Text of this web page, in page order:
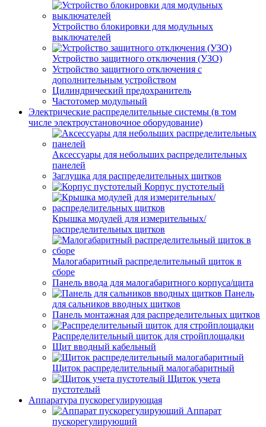
Устройство блокировки для модульных
выключателей
Устройство защитного отключения (УЗО)
Устройство защитного отключения с
дополнительным устройством
Цилиндрический предохранитель
Частотомер модульный
Электрические распределительные системы (в том
числе электроустановочное оборудование)
Аксессуары для небольших распределительных
панелей
Заглушка для распределительных щитков
Корпус пустотелый
Крышка модулей для измерительных/
распределительных щитков
Малогабаритный распределительный щиток в
сборе
Панель ввода для малогабаритного корпуса/щита
Панель
для сальников вводных щитков
Панель монтажная для распределительных щитков
Распределительный щиток для стройплощадки
Щит вводный кабельный
Щиток распределительный малогабаритный
Щиток учета
пустотелый
Аппаратура пускорегулирующая
Аппарат
пускорегулирующий